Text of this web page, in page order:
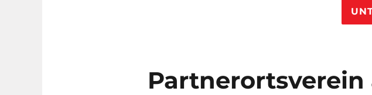
Partnerortsverein